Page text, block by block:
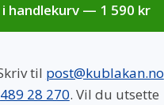
i handlekurv — 1 590 kr
til post@kublakan.no
489 28 270. Vil du utsette